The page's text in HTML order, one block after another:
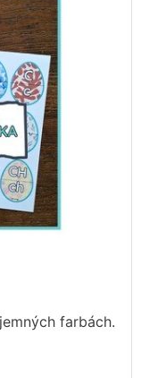
farbách.